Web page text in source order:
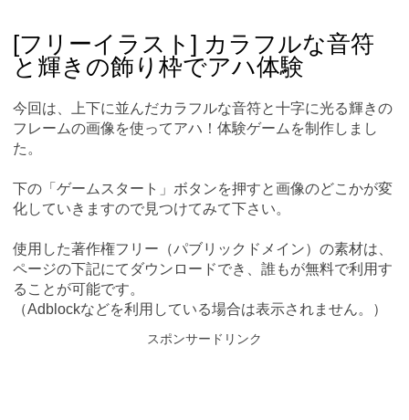
content[フリーイラスト] カラフルな音符
と輝きの飾り枠でアハ体験
今回は、上下に並んだカラフルな音符と十字に光る輝きの
フレームの画像を使ってアハ！体験ゲームを制作しまし
た。
下の「ゲームスタート」ボタンを押すと画像のどこかが変
化していきますので見つけてみて下さい。
使用した著作権フリー（パブリックドメイン）の素材は、
ページの下記にてダウンロードでき、誰もが無料で利用す
ることが可能です。
（Adblockなどを利用している場合は表示されません。）
スポンサードリンク